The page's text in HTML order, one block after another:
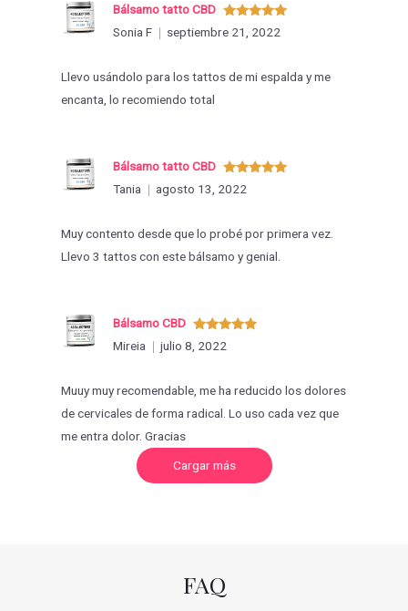
Valorado
con 5de 5
Bálsamo tatto CBD
Sonia F
septiembre 21, 2022
Llevo usándolo para los tattos de mi espalda y me
encanta, lo recomiendo total
Valorado
con
Bálsamo tatto CBD
Tania
agosto 13, 2022
Muy contento desde que lo probé por primera vez.
Llevo 3 tattos con este bálsamo y genial.
Valorado
con5de 5
Bálsamo CBD
Mireia
julio 8, 2022
Muuy muy recomendable, me ha reducido los dolores
de cervicales de forma radical. Lo uso cada vez que
me entra dolor. Gracias
Cargar másC
r
FAQ